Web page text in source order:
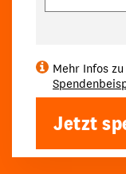
Mehr Infos
Jetzt